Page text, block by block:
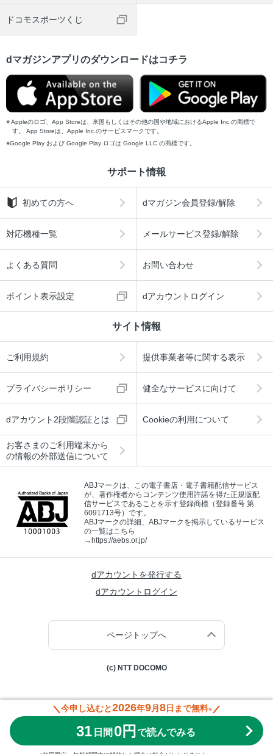
ドコモスポーツくじ
dマガジンアプリのダウンロードはコチラ
Appleのロゴ、App Storeは、米国もしくはその他の国や地域におけるApple Inc.の商標で
す。 App Storeは、Apple Inc.のサービスマークです。
Google Play および Google Play ロゴは Google LLC の商標です。
サポート情報
初めての方へ dマガジン会員登録/解除
対応機種一覧 メールサービス登録/解除
よくある質問 お問い合わせ
ポイント表示設定 dアカウントログイン
サイト情報
ご利用規約 提供事業者等に関する表示
プライバシーポリシー 健全なサービスに向けて
dアカウント2段階認証とは Cookieの利用について
お客さまのご利用端末から
の情報の外部送信について
ABJマークは、この電子書店・電子書籍配信サービス
が、著作権者からコンテンツ使用許諾を得た正規版配
信サービスであることを示す登録商標（登録番号 第
6091713号）です。
ABJマークの詳細、ABJマークを掲示しているサービス
の一覧はこちら
→https://aebs.or.jp/
dアカウントを発行する
dアカウントログイン
ページトップへ
(c) NTT DOCOMO
今申し込むと2026年9月 8日まで無料※
31 日間 0円 で読んでみる